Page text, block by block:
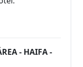
- HAIFA -